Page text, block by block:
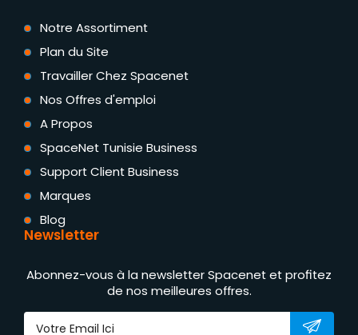
Notre Assortiment
Plan du Site
Travailler Chez Spacenet
Nos Offres d'emploi
A Propos
SpaceNet Tunisie Business
Support Client Business
Marques
Blog
Newsletter
Abonnez-vous à la newsletter Spacenet et profitez
de nos meilleures offres.